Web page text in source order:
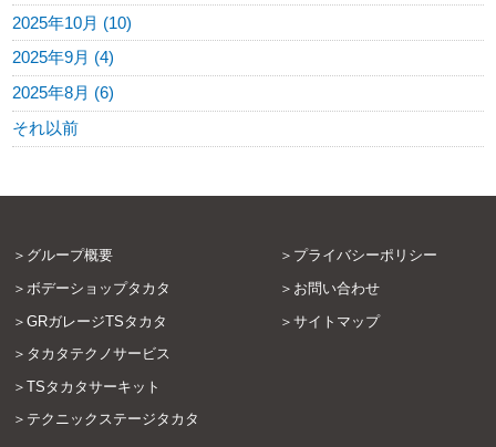
2025年10月 (10)
2025年9月 (4)
2025年8月 (6)
それ以前
グループ概要
ボデーショップタカタ
GRガレージTSタカタ
タカタテクノサービス
TSタカタサーキット
テクニックステージタカタ
プライバシーポリシー
お問い合わせ
サイトマップ